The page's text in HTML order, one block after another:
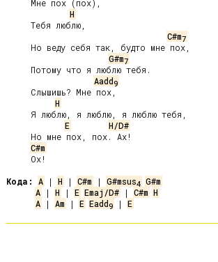
H
C#m7
G#m7
Aadd9
H
E
H/D#
C#m
Кода:
A | H | C#m | G#msus4 G#m
A | H | E Emaj/D# | C#m H
A | Am | E Eadd9 | E